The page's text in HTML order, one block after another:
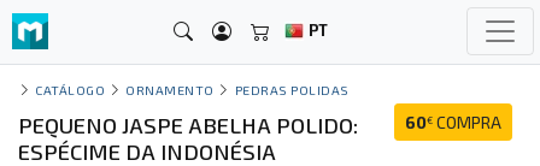
PT
CATÁLOGO ORNAMENTO PEDRAS POLIDAS
60€ COMPRA
PEQUENO JASPE ABELHA POLIDO:
ESPÉCIME DA INDONÉSIA